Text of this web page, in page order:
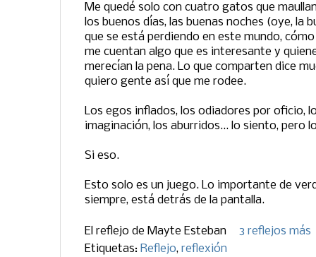
Me quedé solo con cuatro gatos que
los buenos días, las buenas noches (oye, la
que se está perdiendo en este mundo,
me cuentan algo que es interesante y
merecían la pena. Lo que comparten dice
quiero gente así que me rodee.
Los egos inflados, los odiadores por oficio,
imaginación, los aburridos... lo siento, pero
Si eso.
Esto solo es un juego. Lo importante de
siempre, está detrás de la pantalla.
El reflejo de Mayte Esteban
3 reflejos más
Etiquetas: Reflejo, reflexión